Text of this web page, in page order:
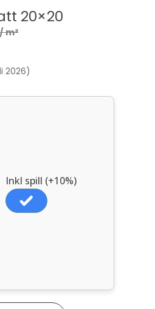
20×20
m²
2026)
Inkl spill (+10%)